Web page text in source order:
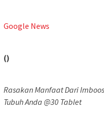
Google News
()
Rasakan Manfaat Dari
Tubuh Anda @30 Tablet